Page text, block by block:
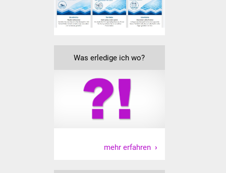
Wirtschaftsförderung
IKG Auen
Ausschreibungen
Öffentliche
Ausschreibung
Was erledige ich wo?
mehr erfahren